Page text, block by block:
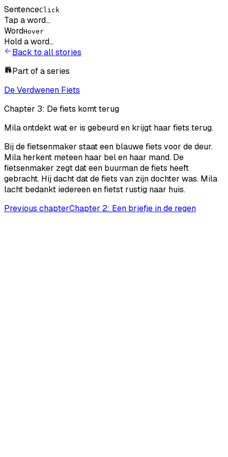
SentenceClick
Tap a word...
WordHover
Hold a word...
Back to all stories
Part of a series
De Verdwenen Fiets
Chapter 3: De fiets komt terug
Mila ontdekt wat er is gebeurd en krijgt haar fiets terug.
Bijdefietsenmaker staateen blauwefiets voor dedeur.
Mila herkent meteen haar belen haar mand. De
fietsenmaker zegtdateen buurmandefiets heeft
gebracht. Hijdachtdatdefiets van zijndochter was. Mila
lacht bedankt iedereenenfietst rustig naar huis.
Previous chapterChapter 2: Een briefje in de regen